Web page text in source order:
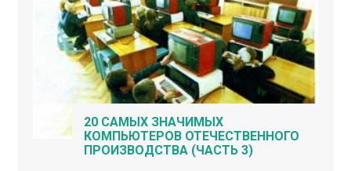
20 САМЫХ ЗНАЧИМЫХ
КОМПЬЮТЕРОВ ОТЕЧЕСТВЕННОГО
ПРОИЗВОДСТВА (ЧАСТЬ 3)